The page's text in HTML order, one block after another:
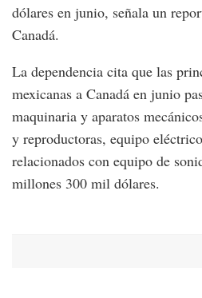
dólares en junio, señala un
Canadá.
La dependencia cita que las
mexicanas a Canadá en junio
maquinaria y aparatos
y reproductoras, equipo
relacionados con equipo de
millones 300 mil dólares.